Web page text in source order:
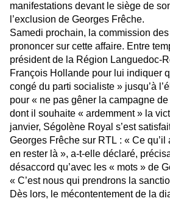
manifestations devant le siège de
l’exclusion de Georges Frêche.
Samedi prochain, la commission
prononcer sur cette affaire. Entre
président de la Région Languedoc-
François Hollande pour lui indiquer
congé du parti socialiste » jusqu’à
pour « ne pas gêner la campagne
dont il souhaite « ardemment » la
janvier, Ségolène Royal s’est
Georges Frêche sur RTL : « Ce qu’il
en rester là », a-t-elle déclaré,
désaccord qu’avec les « mots » de
« C’est nous qui prendrons la
Dès lors, le mécontentement de la